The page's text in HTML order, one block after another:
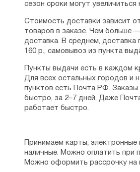
сезон сроки могут увеличиться
Стоимость доставки зависит
товаров в заказе. Чем больше
доставка. В среднем, доставка
160 р., самовывоз из пункта
Пункты выдачи есть в каждом
Для всех остальных городов и
пунктов есть Почта РФ. Заказы
быстро, за 2–7 дней. Даже
работает быстро.
Принимаем карты, электронные
наличные. Можно оплатить при
Можно оформить рассрочку на